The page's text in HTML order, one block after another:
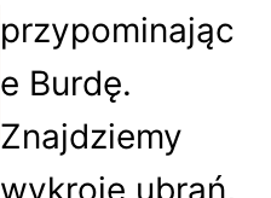
przypominając
e Burdę.
Znajdziemy